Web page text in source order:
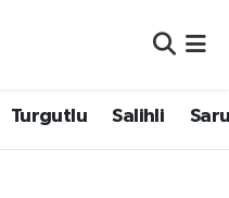
Turgutlu Salihli